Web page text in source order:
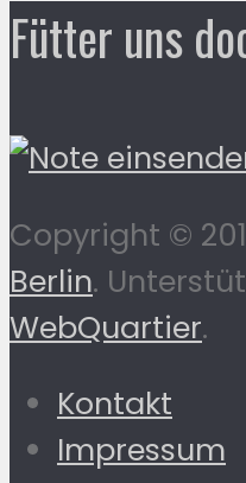
Fütter uns
Copyright ©
Berlin.
WebQuartier.
Kontakt
Impressum